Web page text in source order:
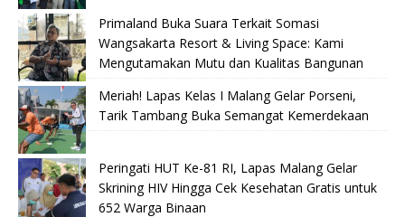
Primaland Buka Suara Terkait Somasi
Wangsakarta Resort & Living Space: Kami
Mengutamakan Mutu dan Kualitas Bangunan
Meriah! Lapas Kelas I Malang Gelar Porseni,
Tarik Tambang Buka Semangat Kemerdekaan
Peringati HUT Ke-81 RI, Lapas Malang Gelar
Skrining HIV Hingga Cek Kesehatan Gratis untuk
652 Warga Binaan